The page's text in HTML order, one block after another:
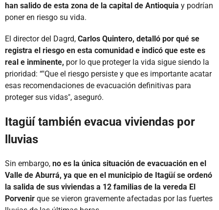
han salido de esta zona de la capital de Antioquia y podrían
poner en riesgo su vida.
El director del Dagrd, Carlos Quintero, detalló por qué se
registra el riesgo en esta comunidad e indicó que este es
real e inminente, por lo que proteger la vida sigue siendo la
prioridad: “"Que el riesgo persiste y que es importante acatar
esas recomendaciones de evacuación definitivas para
proteger sus vidas", aseguró.
Itagüí también evacua viviendas por
lluvias
Sin embargo, no es la única situación de evacuación en el
Valle de Aburrá, ya que en el municipio de Itagüí se ordenó
la salida de sus viviendas a 12 familias de la vereda El
Porvenir que se vieron gravemente afectadas por las fuertes